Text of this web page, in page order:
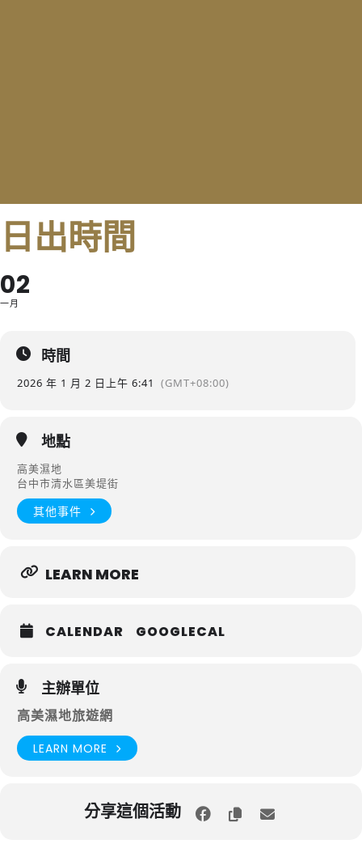
日出時間
02
一月
時間
2026 年 1 月 2 日 上午 6:41 (GMT+08:00)
地點
高美濕地
台中市清水區美堤街
其他事件
LEARN MORE
CALENDAR GOOGLECAL
主辦單位
高美濕地旅遊網
LEARN MORE
分享這個活動